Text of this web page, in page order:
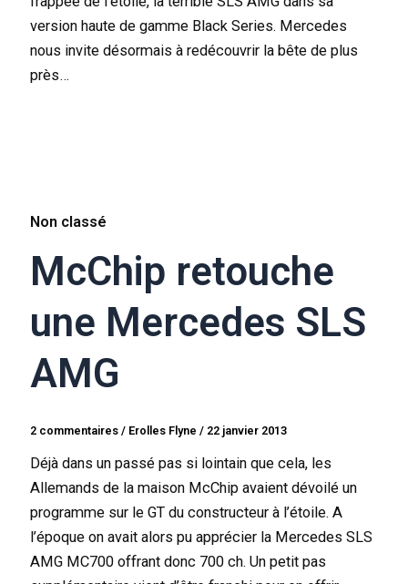
version haute de gamme Black Series. Mercedes
nous invite désormais à redécouvrir la bête de plus
près…
Non classé
McChip retouche
une Mercedes SLS
AMG
2 commentaires / Erolles Flyne/ 22 janvier 2013
Déjà dans un passé pas si lointain que cela, les
Allemands de la maison McChip avaient dévoilé un
programme sur le GT du constructeur à l’étoile. A
l’époque on avait alors pu apprécier la Mercedes SLS
AMG MC700 offrant donc 700 ch. Un petit pas